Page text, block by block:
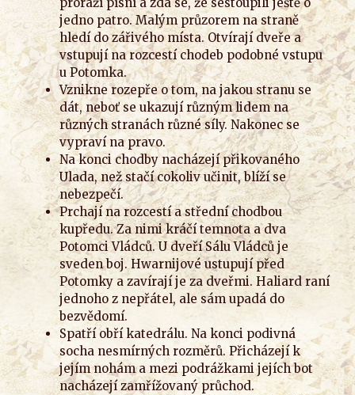
jedno patro. Malým průzorem na straně
hledí do zářivého místa. Otvírají dveře a
vstupují na rozcestí chodeb podobné vstupu
u Potomka.
Vznikne rozepře o tom, na jakou stranu se
dát, neboť se ukazují různým lidem na
různých stranách různé síly. Nakonec se
vypraví na pravo.
Na konci chodby nacházejí přikovaného
Ulada, než stačí cokoliv učinit, blíží se
nebezpečí.
Prchají na rozcestí a střední chodbou
kupředu. Za nimi kráčí temnota a dva
Potomci Vládců. U dveří Sálu Vládců je
sveden boj. Hwarnijové ustupují před
Potomky a zavírají je za dveřmi. Haliard raní
jednoho z nepřátel, ale sám upadá do
bezvědomí.
Spatří obří katedrálu. Na konci podivná
socha nesmírných rozměrů. Přicházejí k
jejím nohám a mezi podrážkami jejích bot
nacházejí zamřížovaný průchod.